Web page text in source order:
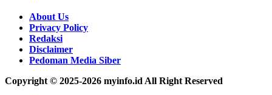
About Us
Privacy Policy
Redaksi
Disclaimer
Pedoman Media Siber
Copyright © 2025-2026 myinfo.id All Right Reserved